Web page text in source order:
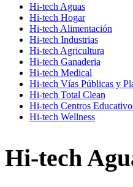
Hi-tech Aguas
Hi-tech Hogar
Hi-tech Alimentación
Hi-tech Industrias
Hi-tech Agricultura
Hi-tech Ganaderia
Hi-tech Medical
Hi-tech Vías Públicas y
Hi-tech Total Clean
Hi-tech Centros
Hi-tech Wellness
Hi-tech